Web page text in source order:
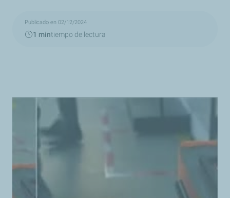
Publicado en 02/12/2024
1 mintiempo de lectura